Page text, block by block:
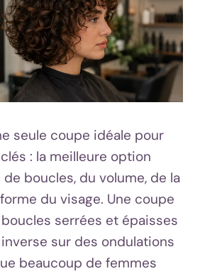
seule coupe idéale pour
: la meilleure option
boucles, du volume, de la
du visage. Une coupe
serrées et épaisses
sur des ondulations
beaucoup de femmes